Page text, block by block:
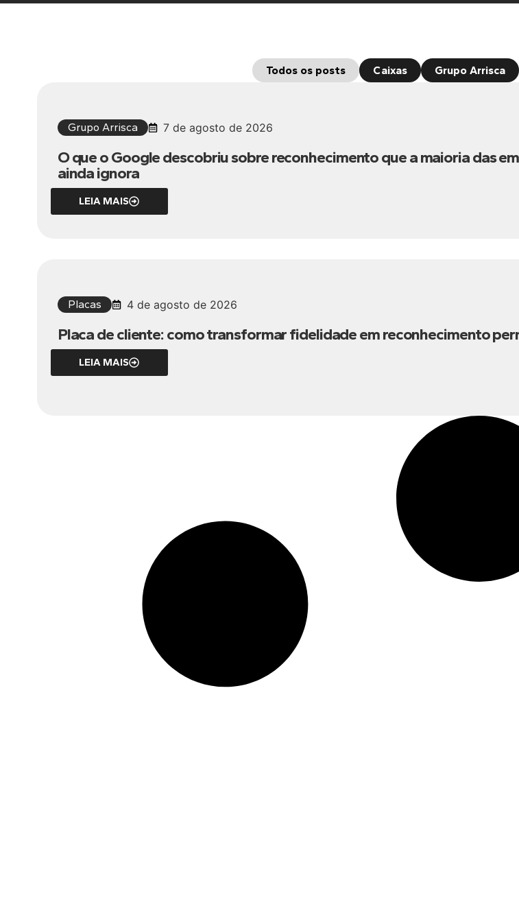
Caixas Grupo Arrisca
Todos os posts
Grupo Arrisca 7 de agosto de 2026
O que o Google descobriu sobre reconhecimento que a maioria das
ainda ignora
LEIA MAIS
Placas 4 de agosto de 2026
Placa de cliente: como transformar fidelidade em reconhecimento
LEIA MAIS